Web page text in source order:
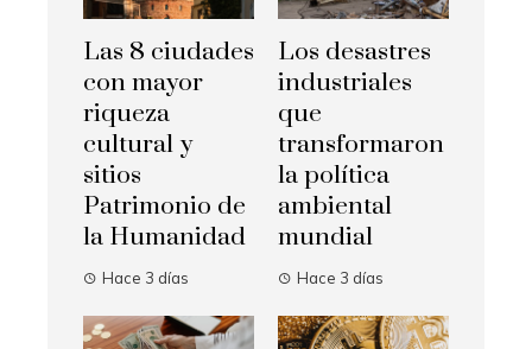
Las 8 ciudades
con mayor
riqueza
cultural y
sitios
Patrimonio de
la Humanidad
Hace 3 días
Los desastres
industriales
que
transformaron
la política
ambiental
mundial
Hace 3 días